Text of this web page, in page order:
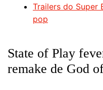
Trailers do Super
pop
State of Play
remake de God